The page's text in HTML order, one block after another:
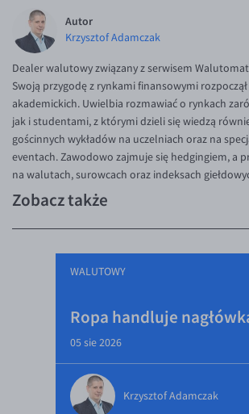
Autor
Krzysztof Adamczak
Dealer walutowy związany z serwisem
Swoją przygodę z rynkami finansowymi rozpoczął
akademickich. Uwielbia rozmawiać o rynkach
jak i studentami, z którymi dzieli się wiedzą
gościnnych wykładów na uczelniach oraz na
eventach. Zawodowo zajmuje się hedgingiem, a
na walutach, surowcach oraz indeksach
Zobacz także
WALUTOWY
Ropa handluje
05 sie 2026
Krzysztof Adamczak